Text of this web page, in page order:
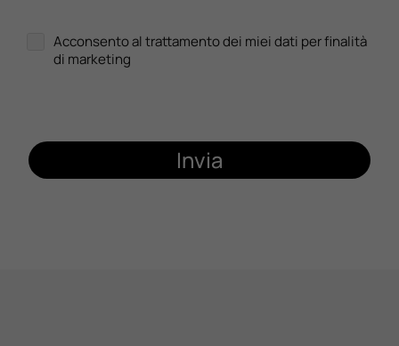
Acconsento al trattamento dei miei dati per finalità
di marketing
Invia